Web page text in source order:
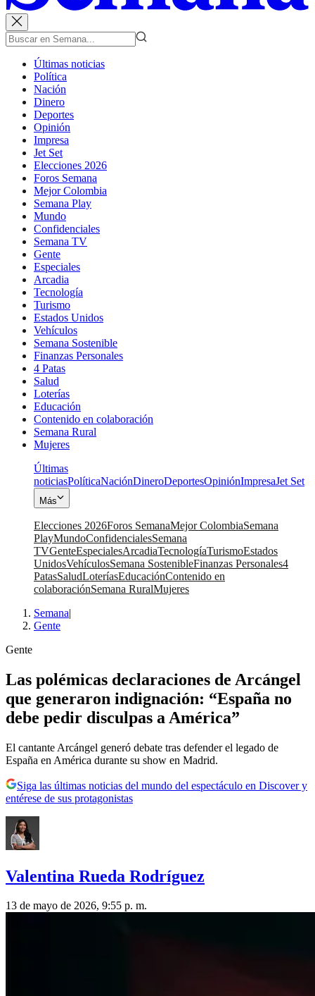
Últimas noticias
Política
Nación
Dinero
Deportes
Opinión
Impresa
Jet Set
Elecciones 2026
Foros Semana
Mejor Colombia
Semana Play
Mundo
Confidenciales
Semana TV
Gente
Especiales
Arcadia
Tecnología
Turismo
Estados Unidos
Vehículos
Semana Sostenible
Finanzas Personales
4 Patas
Salud
Loterías
Educación
Contenido en colaboración
Semana Rural
Mujeres
Últimas
noticiasPolíticaNaciónDineroDeportesOpiniónImpresaJet Set
Más
Elecciones 2026Foros SemanaMejor ColombiaSemana
PlayMundoConfidencialesSemana
TVGenteEspecialesArcadiaTecnologíaTurismoEstados
UnidosVehículosSemana SostenibleFinanzas Personales4
PatasSaludLoteríasEducaciónContenido en
colaboraciónSemana RuralMujeres
Semana|
Gente
Gente
Las polémicas declaraciones de Arcángel
que generaron indignación: “España no
debe pedir disculpas a América”
El cantante Arcángel generó debate tras defender el legado de
España en América durante su show en Madrid.
Siga las últimas noticias del mundo del espectáculo en Discover y
entérese de sus protagonistas
Valentina Rueda Rodríguez
13 de mayo de 2026, 9:55 p. m.